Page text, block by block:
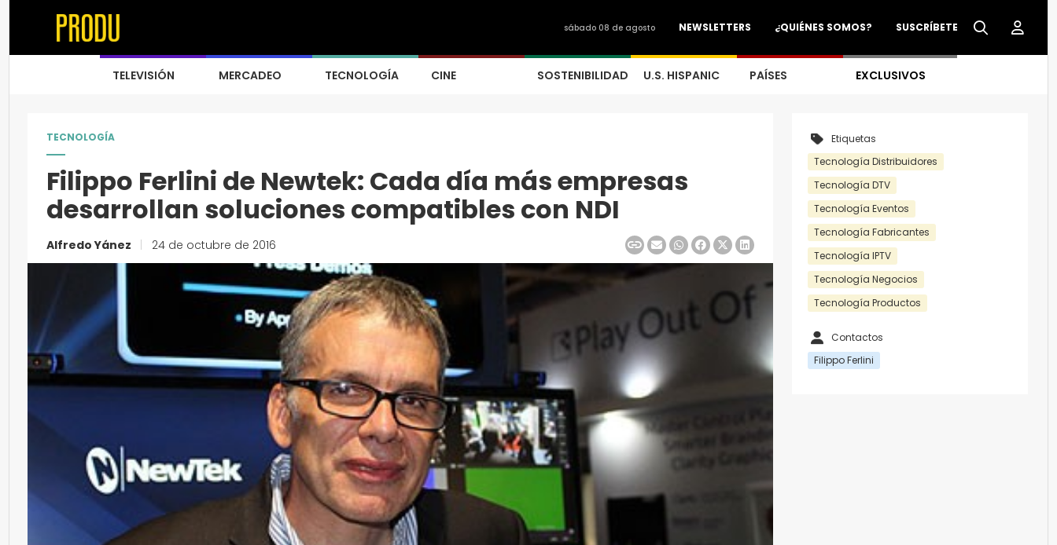
SUSCRÍBETE
¿QUIÉNES SOMOS?
NEWSLETTERS
sábado 08 de agosto
TELEVISIÓN MERCADEO TECNOLOGÍA CINE SOSTENIBILIDAD U.S. HISPANIC PAÍSES EXCLUSIVOS
TECNOLOGÍA
Filippo Ferlini de Newtek: Cada día más empresas
desarrollan soluciones compatibles con NDI
Alfredo Yánez 24 de octubre de 2016
Etiquetas
Tecnología Distribuidores
Tecnología DTV
Tecnología Eventos
Tecnología Fabricantes
Tecnología IPTV
Tecnología Negocios
Tecnología Productos
Contactos
Filippo Ferlini